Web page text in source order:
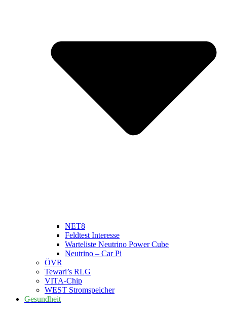
NET8
Feldtest Interesse
Warteliste Neutrino Power Cube
Neutrino – Car Pi
ÖVR
Tewari’s RLG
VITA-Chip
WEST Stromspeicher
Gesundheit